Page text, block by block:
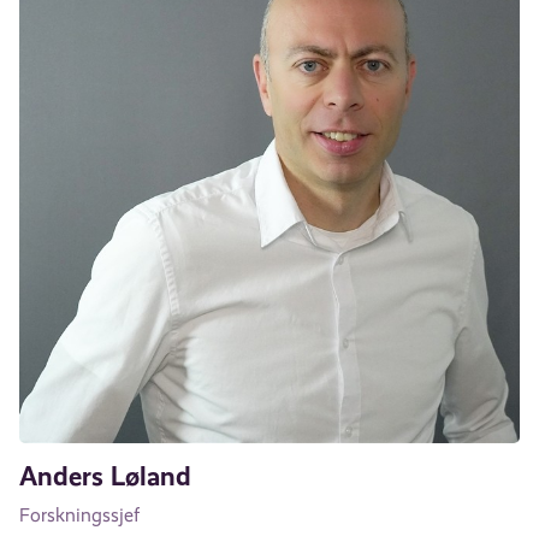
Anders Løland
Forskningssjef